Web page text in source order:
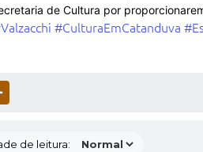
de Cultura por
#CulturaEmCatanduva
de leitura: